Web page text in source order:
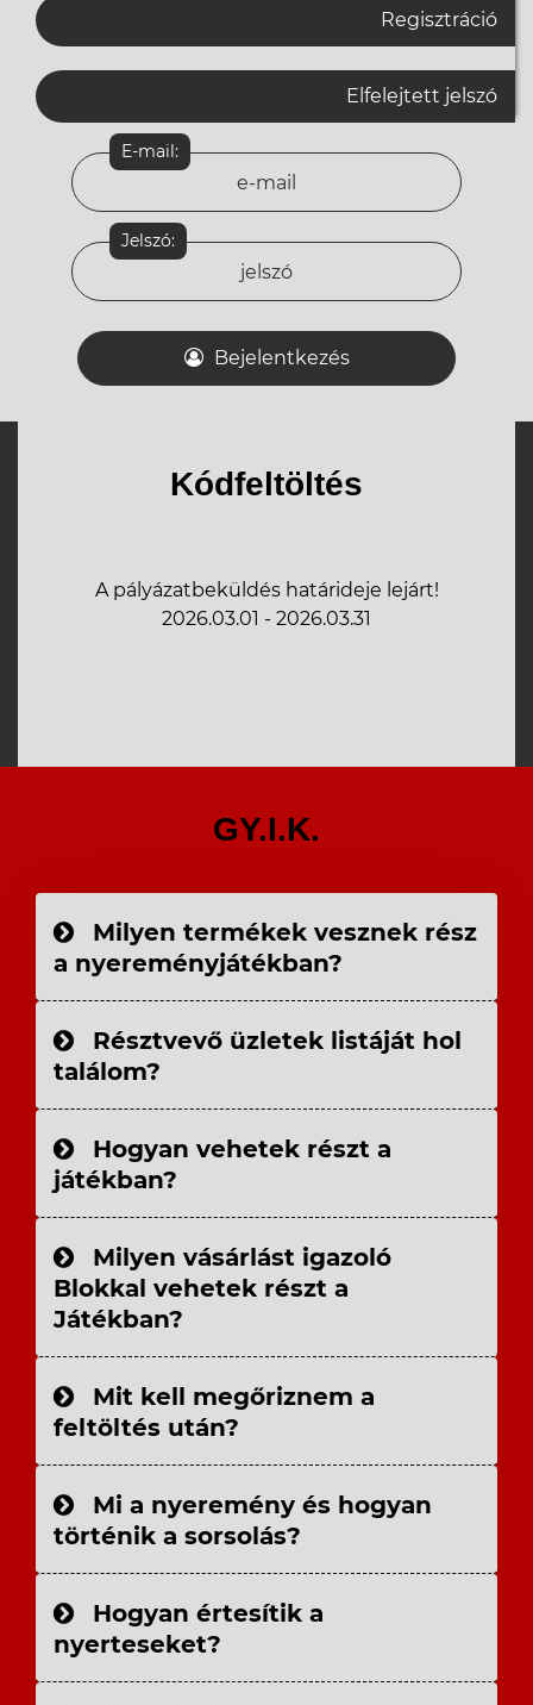
Regisztráció
Elfelejtett jelszó
E-mail:
Jelszó:
Bejelentkezés
Kódfeltöltés
A pályázatbeküldés határideje lejárt!
2026.03.01 - 2026.03.31
GY.I.K.
Milyen termékek vesznek rész
a nyereményjátékban?
Résztvevő üzletek listáját hol
találom?
Hogyan vehetek részt a
játékban?
Milyen vásárlást igazoló
Blokkal vehetek részt a
Játékban?
Mit kell megőriznem a
feltöltés után?
Mi a nyeremény és hogyan
történik a sorsolás?
Hogyan értesítik a
nyerteseket?